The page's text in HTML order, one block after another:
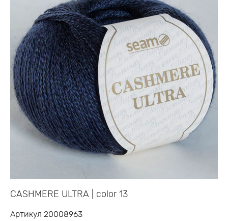
CASHMERE ULTRA | color 13
Артикул 20008963